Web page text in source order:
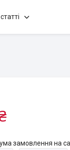
замовлення на